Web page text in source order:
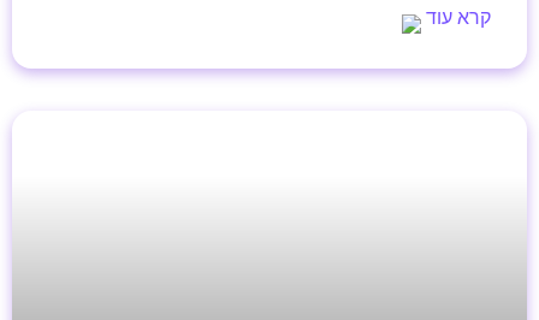
קרא עוד